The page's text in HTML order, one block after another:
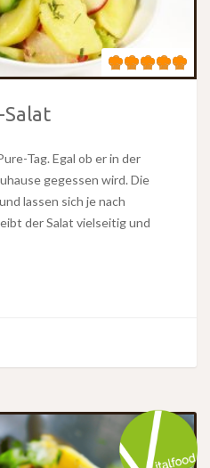
Tag. Egal ob er in der
gegessen wird. Die
lassen sich je nach
der Salat vielseitig und